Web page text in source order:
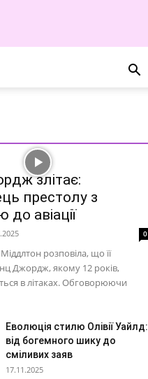
злітає:
престолу з
авіації
0
розповіла, що її
Джордж, якому 12 років,
в літаках. Обговорюючи
Еволюція стилю Олівії Уайлд:
від богемного шику до
сміливих заяв
17.11.2025